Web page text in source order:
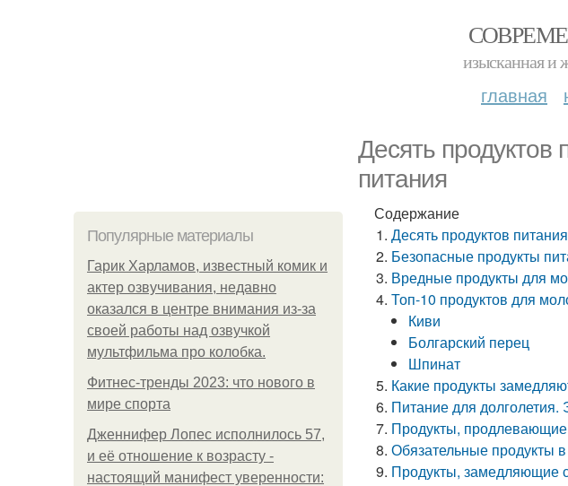
изысканная и
главная
Десять продуктов
питания
Популярные материалы
Гарик Харламов, известный комик и
актер озвучивания, недавно
оказался в центре внимания из-за
своей работы над озвучкой
мультфильма про колобка.
Фитнес-тренды 2023: что нового в
мире спорта
Дженнифер Лопес исполнилось 57,
и её отношение к возрасту -
настоящий манифест уверенности:
Содержание
Десять продуктов
Безопасные продукты
Вредные продукты для
Топ-10 продуктов для
Киви
Болгарский перец
Шпинат
Какие продукты
Питание для
Продукты, продлевающие
Обязательные продукты
Продукты, замедляющие